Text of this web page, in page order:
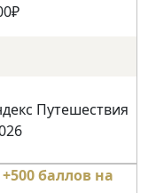
Путешествия